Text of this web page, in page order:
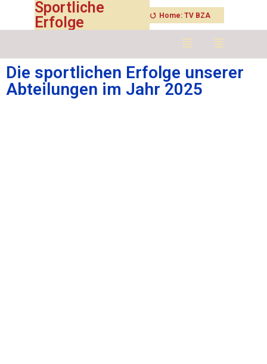
Sportliche
Erfolge
⭯
Die sportlichen Erfolge unserer
Abteilungen im Jahr 2025